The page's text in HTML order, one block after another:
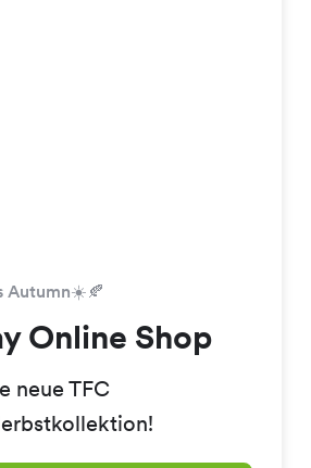
Autumn☀️🍂
Online Shop
neue TFC